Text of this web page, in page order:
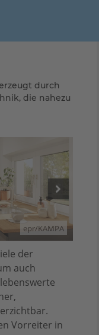
durch
die nahezu
epr/KAMPA
der
auch
Vorreiter in